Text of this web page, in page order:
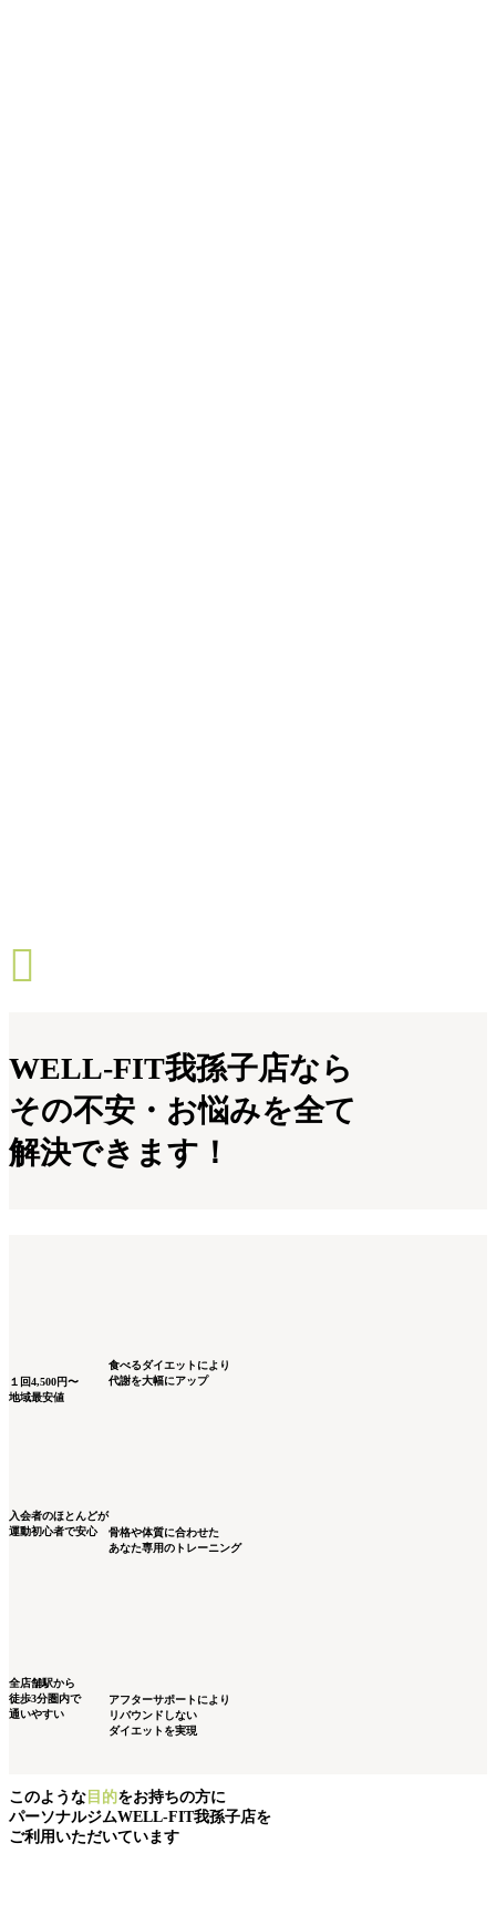
WELL-FIT我孫子店なら
その不安・お悩みを全て
解決できます！
１回4,500円〜
地域最安値
入会者のほとんどが
運動初心者で安心
全店舗駅から
徒歩3分圏内で
通いやすい
食べるダイエット により
代謝を大幅にアップ
骨格や体質に合わせた
あなた専用のトレーニング
アフターサポートにより
リバウンドしない
ダイエットを実現
このような 目的をお持ちの方に
パーソナルジムWELL-FIT我孫子店を
ご利用いただいています